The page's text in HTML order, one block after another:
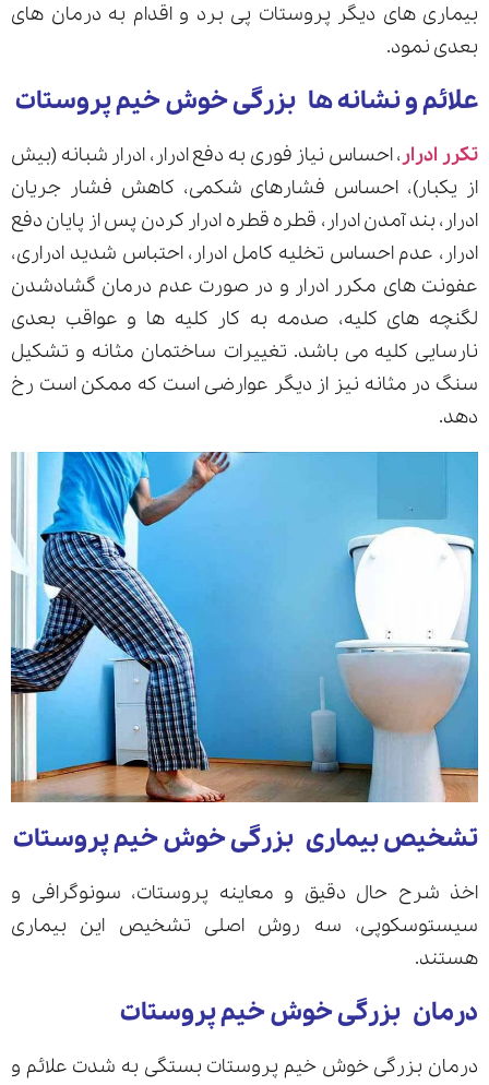
بیماری های دیگر پروستات پی برد و اقدام به درمان های
بعدی نمود.
علائم و نشانه ها بزرگی خوش خیم پروستات
تکرر ادرار، احساس نیاز فوری به دفع ادرار، ادرار شبانه (بیش
از یکبار)، احساس فشارهای شکمی، کاهش فشار جریان
ادرار، بند آمدن ادرار، قطره قطره ادرار کردن پس از پایان دفع
ادرار، عدم احساس تخلیه کامل ادرار، احتباس شدید ادراری،
عفونت های مکرر ادرار و در صورت عدم درمان گشادشدن
لگنچه های کلیه، صدمه به کار کلیه ها و عواقب بعدی
نارسایی کلیه می باشد. تغییرات ساختمان مثانه و تشکیل
سنگ در مثانه نیز از دیگر عوارضی است که ممکن است رخ
دهد.
تشخیص بیماری بزرگی خوش خیم پروستات
اخذ شرح حال دقیق و معاینه پروستات، سونوگرافی و
سیستوسکوپی، سه روش اصلی تشخیص این بیماری
هستند.
درمان بزرگی خوش خیم پروستات
درمان بزرگی خوش خیم پروستات بستگی به شدت علائم و